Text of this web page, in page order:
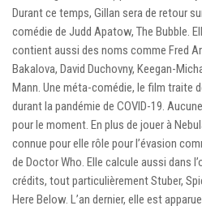
Durant ce temps, Gillan sera de retour
comédie de Judd Apatow, The Bubble.
contient aussi des noms comme Fred
Bakalova, David Duchovny, Keegan-
Mann. Une méta-comédie, le film traite
durant la pandémie de COVID-19.
pour le moment. En plus de jouer à
connue pour elle rôle pour l’évasion
de Doctor Who. Elle calcule aussi dans
crédits, tout particulièrement Stuber,
Here Below. L’an dernier, elle est